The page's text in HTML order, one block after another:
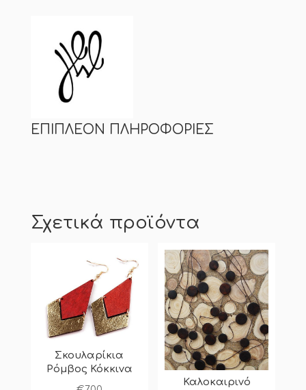
ΕΠΙΠΛΈΟΝ ΠΛΗΡΟΦΟΡΊΕΣ
Σχετικά προϊόντα
Σκουλαρίκια
Ρόμβος Κόκκινα
Καλοκαιρινό